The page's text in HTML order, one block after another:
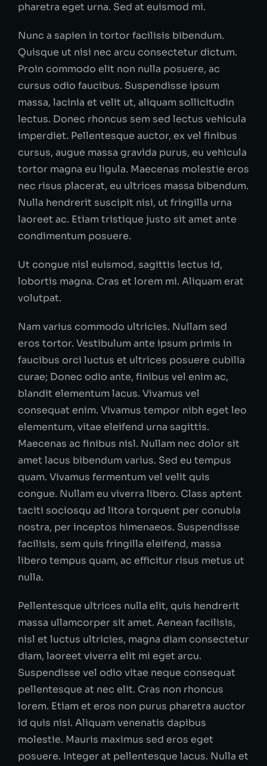
pharetra eget urna. Sed at euismod mi.
Nunc a sapien in tortor facilisis bibendum.
Quisque ut nisi nec arcu consectetur dictum.
Proin commodo elit non nulla posuere, ac
cursus odio faucibus. Suspendisse ipsum
massa, lacinia et velit ut, aliquam sollicitudin
lectus. Donec rhoncus sem sed lectus vehicula
imperdiet. Pellentesque auctor, ex vel finibus
cursus, augue massa gravida purus, eu vehicula
tortor magna eu ligula. Maecenas molestie eros
nec risus placerat, eu ultrices massa bibendum.
Nulla hendrerit suscipit nisi, ut fringilla urna
laoreet ac. Etiam tristique justo sit amet ante
condimentum posuere.
Ut congue nisl euismod, sagittis lectus id,
lobortis magna. Cras et lorem mi. Aliquam erat
volutpat.
Nam varius commodo ultricies. Nullam sed
eros tortor. Vestibulum ante ipsum primis in
faucibus orci luctus et ultrices posuere cubilia
curae; Donec odio ante, finibus vel enim ac,
blandit elementum lacus. Vivamus vel
consequat enim. Vivamus tempor nibh eget leo
elementum, vitae eleifend urna sagittis.
Maecenas ac finibus nisl. Nullam nec dolor sit
amet lacus bibendum varius. Sed eu tempus
quam. Vivamus fermentum vel velit quis
congue. Nullam eu viverra libero. Class aptent
taciti sociosqu ad litora torquent per conubia
nostra, per inceptos himenaeos. Suspendisse
facilisis, sem quis fringilla eleifend, massa
libero tempus quam, ac efficitur risus metus ut
nulla.
Pellentesque ultrices nulla elit, quis hendrerit
massa ullamcorper sit amet. Aenean facilisis,
nisl et luctus ultricies, magna diam consectetur
diam, laoreet viverra elit mi eget arcu.
Suspendisse vel odio vitae neque consequat
pellentesque at nec elit. Cras non rhoncus
lorem. Etiam et eros non purus pharetra auctor
id quis nisi. Aliquam venenatis dapibus
molestie. Mauris maximus sed eros eget
posuere. Integer at pellentesque lacus. Nulla et